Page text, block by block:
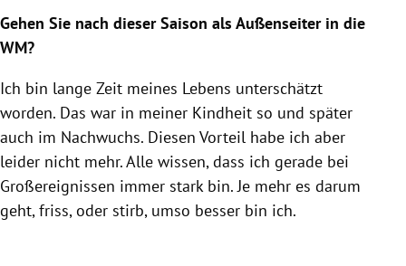
Gehen Sie nach dieser Saison als Außenseiter in die
WM?
Ich bin lange Zeit meines Lebens unterschätzt
worden. Das war in meiner Kindheit so und später
auch im Nachwuchs. Diesen Vorteil habe ich aber
leider nicht mehr. Alle wissen, dass ich gerade bei
Großereignissen immer stark bin. Je mehr es darum
geht, friss, oder stirb, umso besser bin ich.